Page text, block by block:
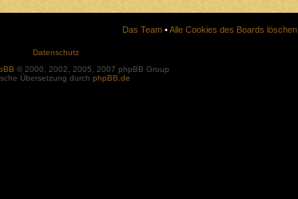
Das Team •Alle Cookies des Boards löschen
Datenschutz
© 2000, 2002, 2005, 2007 phpBB Group
Übersetzung durch phpBB.de